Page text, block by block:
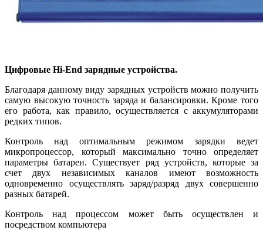
Цифровые Hi-End зарядные устройства.
Благодаря данному виду зарядных устройств можно получить
самую высокую точность заряда и балансировки. Кроме того
его работа, как правило, осуществляется с аккумуляторами
редких типов.
Контроль над оптимальным режимом зарядки ведет
микропроцессор, который максимально точно определяет
параметры батареи. Существует ряд устройств, которые за
счет двух независимых каналов имеют возможность
одновременно осуществлять заряд/разряд двух совершенно
разных батарей.
Контроль над процессом может быть осуществлен и
посредством компьютера